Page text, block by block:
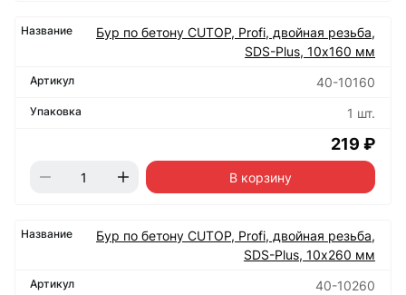
Бур по бетону CUTOP, Profi, двойная резьба,
SDS-Plus, 10х160 мм
40-10160
1 шт.
219 ₽
В корзину
Бур по бетону CUTOP, Profi, двойная резьба,
SDS-Plus, 10х260 мм
40-10260